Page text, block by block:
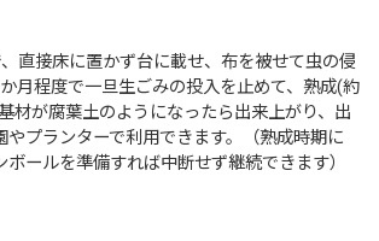
直接床に置かず台に載せ、布を被せて虫の侵
月程度で一旦生ごみの投入を止めて、熟成(約
材が腐葉土のようになったら出来上がり、出
やプランターで利用できます。（熟成時期に
ールを準備すれば中断せず継続できます）